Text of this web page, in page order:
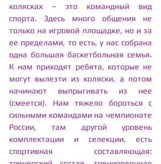
колясках – это командный вид
спорта. Здесь много общения не
только на игровой площадке, но и за
ее пределами, то есть, у нас собрана
одна большая баскетбольная семья.
К нам приходят ребята, которые не
могут вылезти из коляски, а потом
начинают выпрыгивать из нее
(смеется). Нам тяжело бороться с
сильными командами на чемпионате
России, там другой уровень
комплектации и селекции, есть
спортивная составляющая: